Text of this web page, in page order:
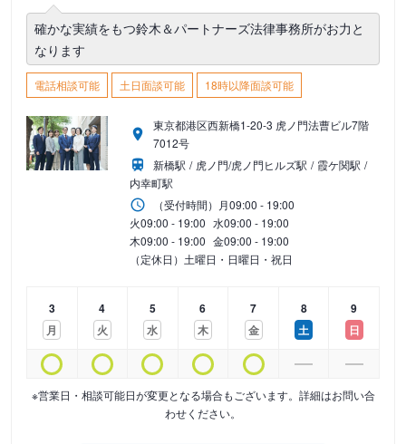
確かな実績をもつ鈴木＆パートナーズ法律事務所がお力と
なります
電話相談可能 土日面談可能 18時以降面談可能
東京都港区西新橋1-20-3 虎ノ門法曹ビル7階
7012号
新橋駅
虎ノ門/虎ノ門ヒルズ駅
霞ケ関駅
内幸町駅
（受付時間） 月09:00 - 19:00
火09:00 - 19:00 水09:00 - 19:00
木09:00 - 19:00 金09:00 - 19:00
（定休日）土曜日・日曜日・祝日
3
月
4
火
5
水
6
木
7
金
8
土
9
日
※営業日・相談可能日が変更となる場合もございます。詳細はお問い合
わせください。